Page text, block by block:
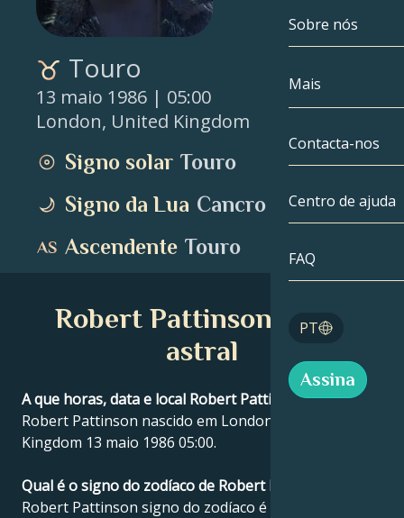
Áries
Touro
Cancro
Leo
Virgem
Sagitário
Mapa de
Celebridades
Sobre nós
Mais
Tarot
Números de
Contacta-nos
Centro de ajuda
FAQ
PT
English
Assina
Touro
13 maio 1986 | 05:00
London, United Kingdom
Signo solar Touro
Signo da Lua Cancro
Ascendente Touro
Robert Pattinson Mapa
astral
A que horas, data e local Robert Pattinson nasceu?
Robert Pattinson nascido em London, United
Kingdom 13 maio 1986 05:00.
Qual é o signo do zodíaco de Robert Pattinson?
Robert Pattinson signo do zodíaco é Touro.